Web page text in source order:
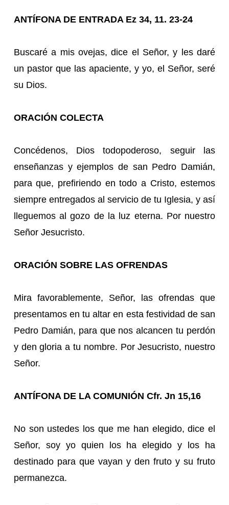
ANTÍFONA DE ENTRADA Ez 34, 11. 23-24
Buscaré a mis ovejas, dice el Señor, y les daré
un pastor que las apaciente, y yo, el Señor, seré
su Dios.
ORACIÓN COLECTA
Concédenos, Dios todopoderoso, seguir las
enseñanzas y ejemplos de san Pedro Damián,
para que, prefiriendo en todo a Cristo, estemos
siempre entregados al servicio de tu Iglesia, y así
lleguemos al gozo de la luz eterna. Por nuestro
Señor Jesucristo.
ORACIÓN SOBRE LAS OFRENDAS
Mira favorablemente, Señor, las ofrendas que
presentamos en tu altar en esta festividad de san
Pedro Damián, para que nos alcancen tu perdón
y den gloria a tu nombre. Por Jesucristo, nuestro
Señor.
ANTÍFONA DE LA COMUNIÓN Cfr. Jn 15,16
No son ustedes los que me han elegido, dice el
Señor, soy yo quien los ha elegido y los ha
destinado para que vayan y den fruto y su fruto
permanezca.